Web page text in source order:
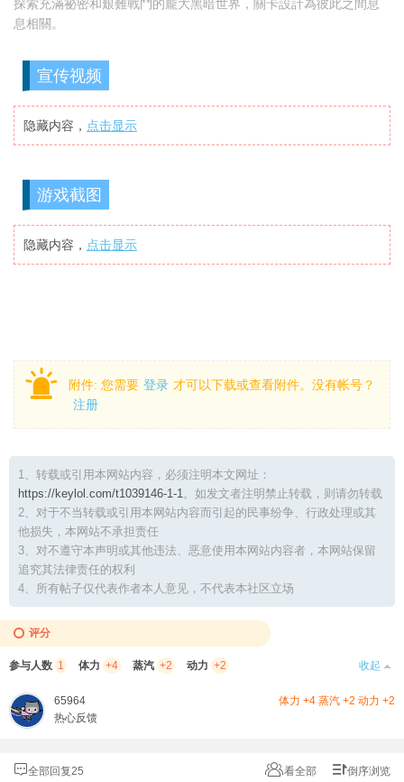
探索充滿祕密和艱難戰鬥的龐大黑暗世界，關卡設計為彼此之間息
息相關。
宣传视频
隐藏内容， 点击显示
游戏截图
隐藏内容， 点击显示
附件: 您需要 登录 才可以下载或查看附件。没有帐号？
注册
1、转载或引用本网站内容，必须注明本文网址：
https://keylol.com/t1039146-1-1。如发文者注明禁止转载，则请勿转载
2、对于不当转载或引用本网站内容而引起的民事纷争、行政处理或其
他损失，本网站不承担责任
3、对不遵守本声明或其他违法、恶意使用本网站内容者，本网站保留
追究其法律责任的权利
4、所有帖子仅代表作者本人意见，不代表本社区立场
评分
参与人数 1 体力 +4 蒸汽 +2 动力 +2 收起
65964
体力 +4 蒸汽 +2 动力 +2
热心反馈
全部回复25 看全部 倒序浏览